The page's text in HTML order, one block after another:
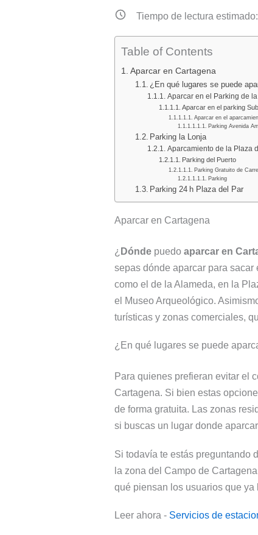
Tiempo de lectura estimado:
Table of Contents
Aparcar en Cartagena
¿En qué lugares se puede
Aparcar en el Parking de
Aparcar en el parking
Aparcar en el
Parking Avenida
Parking la Lonja
Aparcamiento de la Plaza
Parking del Puerto
Parking Gratuito de
Parking
Parking 24 h Plaza del Par
Aparcar en Cartagena
¿ Dónde puedo aparcar en
sepas dónde aparcar para sacar
como el de la Alameda, en la
el Museo Arqueológico.
turísticas y zonas comerciales,
¿En qué lugares se puede
Para quienes prefieran evitar el
Cartagena. Si bien estas
de forma gratuita. Las zonas
si buscas un lugar donde
Si todavía te estás preguntando
la zona del Campo de
qué piensan los usuarios que
Leer ahora - Servicios de